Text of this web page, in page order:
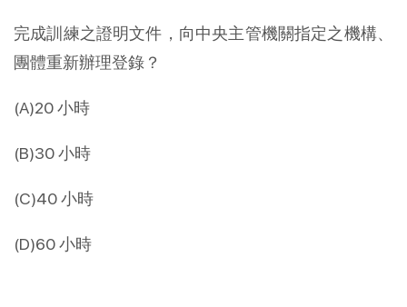
完成訓練之證明文件，向中央主管機關指定之機構、
團體重新辦理登錄？
(A)20 小時
(B)30 小時
(C)40 小時
(D)60 小時